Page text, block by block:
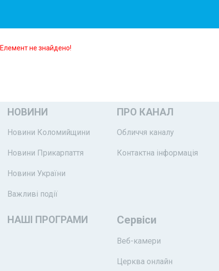
Елемент не знайдено!
НОВИНИ
Новини Коломийщини
Новини Прикарпаття
Новини України
Важливі події
ПРО КАНАЛ
Обличчя каналу
Контактна інформація
НАШІ ПРОГРАМИ Сервіси
Веб-камери
Церква онлайн